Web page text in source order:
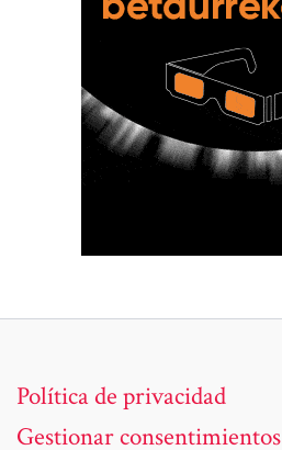
Política de privacidad
Gestionar consentimientos